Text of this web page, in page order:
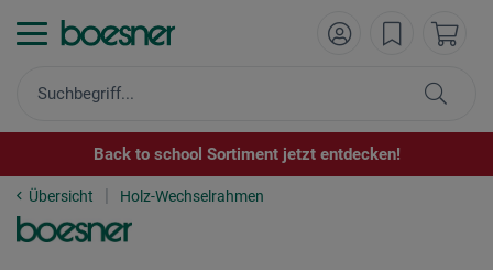
Back to school Sortiment jetzt entdecken!
Übersicht Holz-Wechselrahmen